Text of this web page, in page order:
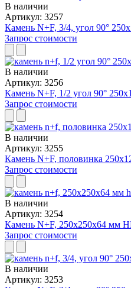
В наличии
Артикул: 3257
Камень N+F, 3/4, угол 90°
Запрос стоимости
В наличии
Артикул: 3256
Камень N+F, 1/2 угол 90°
Запрос стоимости
В наличии
Артикул: 3255
Камень N+F, половинка
Запрос стоимости
В наличии
Артикул: 3254
Камень N+F, 250x250x64 мм
Запрос стоимости
В наличии
Артикул: 3253